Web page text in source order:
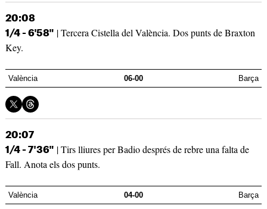
20:08
1/4 - 6'58" | Tercera Cistella del València. Dos punts de Braxton
Key.
València 06-00 Barça
20:07
1/4 - 7'36" | Tirs lliures per Badio després de rebre una falta de
Fall. Anota els dos punts.
València 04-00 Barça